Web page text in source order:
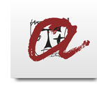
DOCÈNCIA
DIVULGACIÓ